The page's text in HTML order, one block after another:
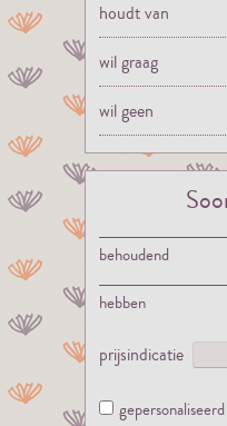
houdt van
wil graag
wil geen
behoudend
hebben
prijsindicatie
gepersonaliseerd